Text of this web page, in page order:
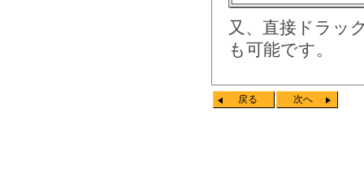
又、直接ドラッ
も可能です。
戻る 次へ